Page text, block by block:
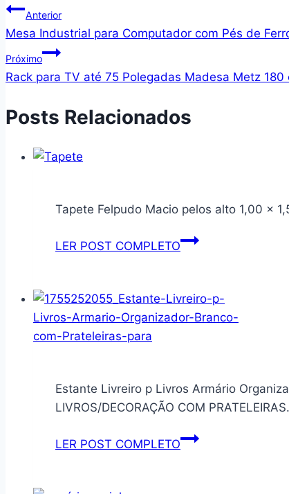
Navegação
de
Post
Anterior
Mesa Industrial para Computador com Pés de
Próximo
Rack para TV até 75 Polegadas Madesa Metz
Posts Relacionados
Tapete Felpudo Macio pelos alto 1,00 x
LER POST COMPLETOTapete
pelos
alto
BRANCO
Estante Livreiro p Livros Armário
LIVROS/DECORAÇÃO COM
LER POST COMPLETOEstante